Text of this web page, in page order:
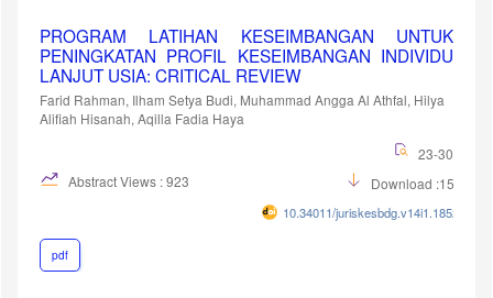
PROGRAM LATIHAN KESEIMBANGAN UNTUK
PENINGKATAN PROFIL KESEIMBANGAN INDIVIDU
LANJUT USIA: CRITICAL REVIEW
Farid Rahman, Ilham Setya Budi, Muhammad Angga Al Athfal, Hilya
Alifiah Hisanah, Aqilla Fadia Haya
23-30
Abstract Views : 923
Download :1572
10.34011/juriskesbdg.v14i1.1852
pdf